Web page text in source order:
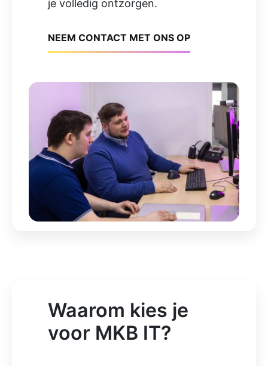
je volledig ontzorgen.
NEEM CONTACT MET ONS OP
Waarom kies je
voor MKB IT?